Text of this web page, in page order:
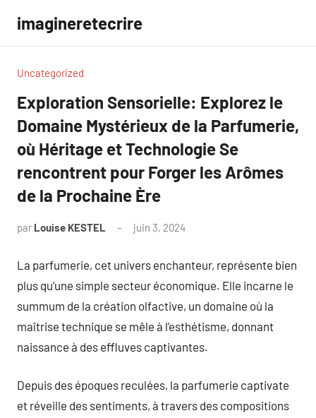
contenu
imagineretecrire
Uncategorized
Exploration Sensorielle: Explorez le
Domaine Mystérieux de la Parfumerie,
où Héritage et Technologie Se
rencontrent pour Forger les Arômes
de la Prochaine Ère
par Louise KESTEL juin 3, 2024
La parfumerie, cet univers enchanteur, représente bien
plus qu’une simple secteur économique. Elle incarne le
summum de la création olfactive, un domaine où la
maîtrise technique se mêle à l’esthétisme, donnant
naissance à des effluves captivantes.
Depuis des époques reculées, la parfumerie captivate
et réveille des sentiments, à travers des compositions